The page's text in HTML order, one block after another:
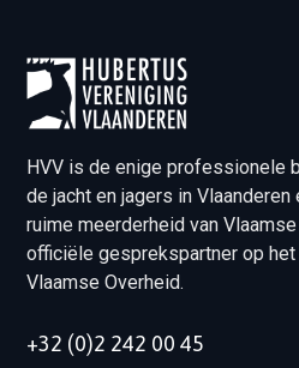
HVV is de enige professionele
de jacht en jagers in
ruime meerderheid van
officiële gesprekspartner op
Vlaamse Overheid.
+32 (0)2 242 00 45